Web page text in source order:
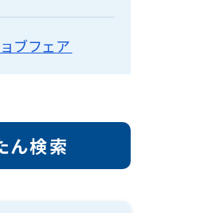
ブフェア
ん検索